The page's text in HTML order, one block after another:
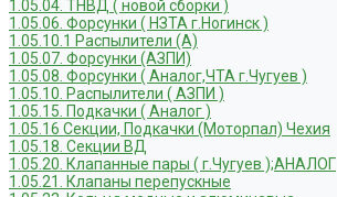
1.05.04. ТНВД ( новой сборки )
1.05.06. Форсунки ( НЗТА г.Ногинск )
1.05.10.1 Распылители (А)
1.05.07. Форсунки (АЗПИ)
1.05.08. Форсунки ( Аналог,ЧТА г.Чугуев )
1.05.10. Распылители ( АЗПИ )
1.05.15. Подкачки ( Аналог )
1.05.16 Секции, Подкачки (Моторпал) Чехия
1.05.18. Секции ВД
1.05.20. Клапанные пары ( г.Чугуев );АНАЛОГ
1.05.21. Клапаны перепускные